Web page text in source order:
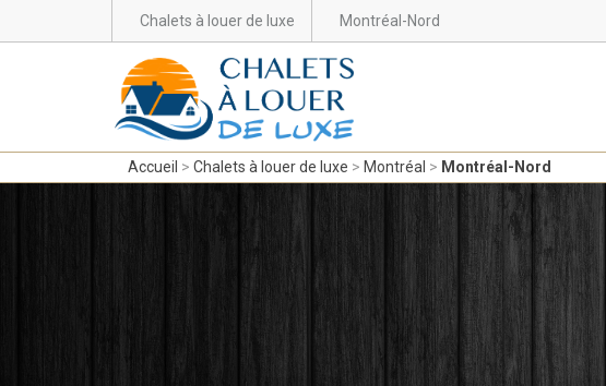
Chalets à louer de luxe Montréal-Nord
Accueil Chalets à louer de luxe Montréal Montréal-Nord